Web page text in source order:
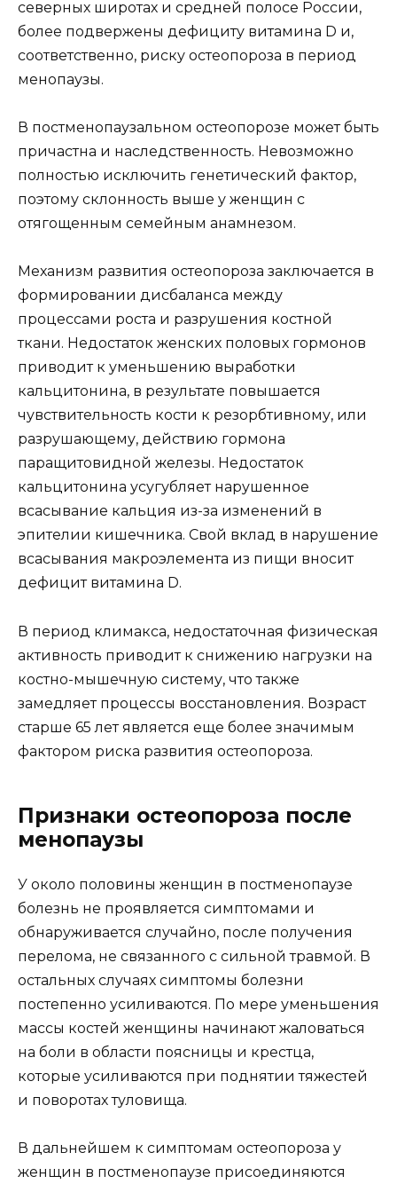
северных широтах и средней полосе России,
более подвержены дефициту витамина D и,
соответственно, риску остеопороза в период
менопаузы.
В постменопаузальном остеопорозе может быть
причастна и наследственность. Невозможно
полностью исключить генетический фактор,
поэтому склонность выше у женщин с
отягощенным семейным анамнезом.
Механизм развития остеопороза заключается в
формировании дисбаланса между
процессами роста и разрушения костной
ткани. Недостаток женских половых гормонов
приводит к уменьшению выработки
кальцитонина, в результате повышается
чувствительность кости к резорбтивному, или
разрушающему, действию гормона
паращитовидной железы. Недостаток
кальцитонина усугубляет нарушенное
всасывание кальция из-за изменений в
эпителии кишечника. Свой вклад в нарушение
всасывания макроэлемента из пищи вносит
дефицит витамина D.
В период климакса, недостаточная физическая
активность приводит к снижению нагрузки на
костно-мышечную систему, что также
замедляет процессы восстановления. Возраст
старше 65 лет является еще более значимым
фактором риска развития остеопороза.
Признаки остеопороза после
менопаузы
У около половины женщин в постменопаузе
болезнь не проявляется симптомами и
обнаруживается случайно, после получения
перелома, не связанного с сильной травмой. В
остальных случаях симптомы болезни
постепенно усиливаются. По мере уменьшения
массы костей женщины начинают жаловаться
на боли в области поясницы и крестца,
которые усиливаются при поднятии тяжестей
и поворотах туловища.
В дальнейшем к симптомам остеопороза у
женщин в постменопаузе присоединяются